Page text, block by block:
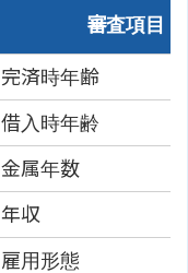
審査項目
完済時年齢
借入時年齢
金属年数
年収
雇用形態